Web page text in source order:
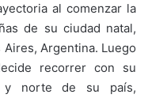
al comenzar la
de su ciudad natal,
Argentina. Luego
recorrer con su
y norte de su país,